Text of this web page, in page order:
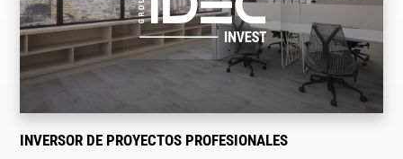
INVERSOR DE PROYECTOS PROFESIONALES